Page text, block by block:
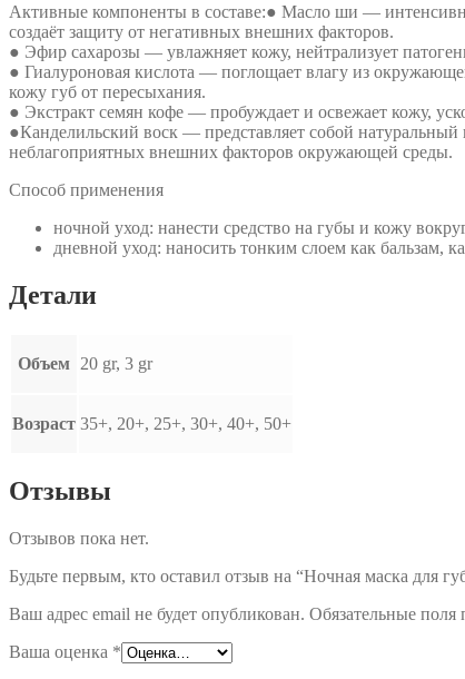
Активные компоненты в составе:● Масло ши —
создаёт защиту от негативных внешних факторов.
● Эфир сахарозы — увлажняет кожу, нейтрализует
● Гиалуроновая кислота — поглощает влагу из
кожу губ от пересыхания.
● Экстракт семян кофе — пробуждает и освежает кожу,
●Канделильский воск — представляет собой натуральный
неблагоприятных внешних факторов окружающей среды.
Способ применения
ночной уход: нанести средство на губы и кожу
дневной уход: наносить тонким слоем как бальзам,
Детали
Объем 20 gr, 3 gr
Возраст 35+, 20+, 25+, 30+, 40+, 50+
Отзывы
Отзывов пока нет.
Будьте первым, кто оставил отзыв на “Ночная маска для
Ваш адрес email не будет опубликован. Обязательные поля
Ваша оценка *